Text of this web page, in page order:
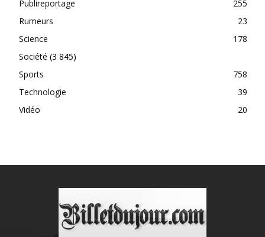
Publireportage
255
Rumeurs
23
Science
178
Société (3 845)
Sports
758
Technologie
39
Vidéo
20